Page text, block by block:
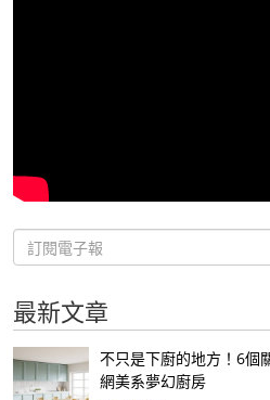
最新文章
不只是下廚的地方！6個
網美系夢幻廚房